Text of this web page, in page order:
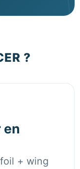
?
en
+ wing